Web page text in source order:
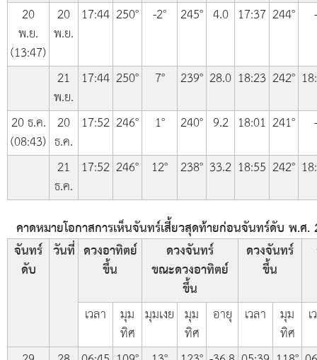
20
พ.ย.
(13:47)
20
พ.ย.
17:44 250° -2° 245° 4.0 17:37 244° -
21
พ.ย.
17:44 250° 7° 239° 28.0 18:23 242°
20 ธ.ค.
(08:43)
20
ธ.ค.
17:52 246° 1° 240° 9.2 18:01 241°
-
21
ธ.ค.
17:52 246° 12° 238° 33.2 18:55 242°
คาดหมายโอกาสการเห็นจันทร์เสี้ยวสุดท้ายก่อนจันทร์ดับ พ.ศ.
จันทร์
ดับ
วันที่ ดวงอาทิตย์
ขึ้น
ดวงจันทร์
ขณะดวงอาทิตย์
ขึ้น
ดวงจันทร์
ขึ้น
เวลา มุม
ทิศ
มุมเงย มุม
ทิศ
อายุ เวลา มุม
ทิศ